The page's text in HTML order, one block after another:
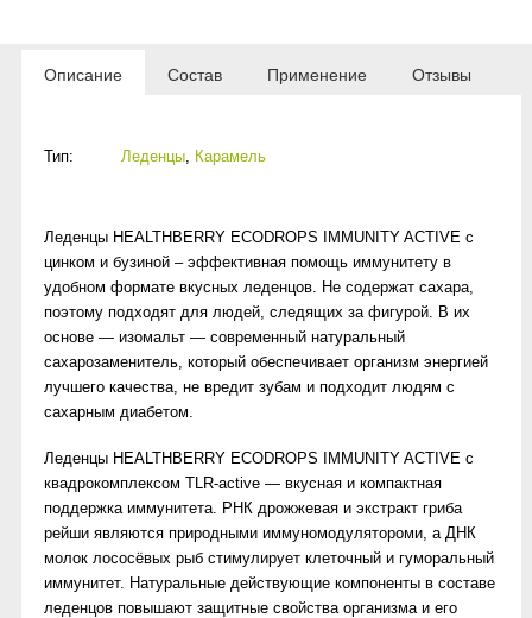
Описание Состав Применение Отзывы
Тип: Леденцы, Карамель
Леденцы HEALTHBERRY ECODROPS IMMUNITY ACTIVE с
цинком и бузиной – эффективная помощь иммунитету в
удобном формате вкусных леденцов. Не содержат сахара,
поэтому подходят для людей, следящих за фигурой. В их
основе — изомальт — современный натуральный
сахарозаменитель, который обеспечивает организм энергией
лучшего качества, не вредит зубам и подходит людям с
сахарным диабетом.
Леденцы HEALTHBERRY ECODROPS IMMUNITY ACTIVE с
квадрокомплексом TLR-active — вкусная и компактная
поддержка иммунитета. РНК дрожжевая и экстракт гриба
рейши являются природными иммуномодулятороми, а ДНК
молок лососёвых рыб стимулирует клеточный и гуморальный
иммунитет. Натуральные действующие компоненты в составе
леденцов повышают защитные свойства организма и его